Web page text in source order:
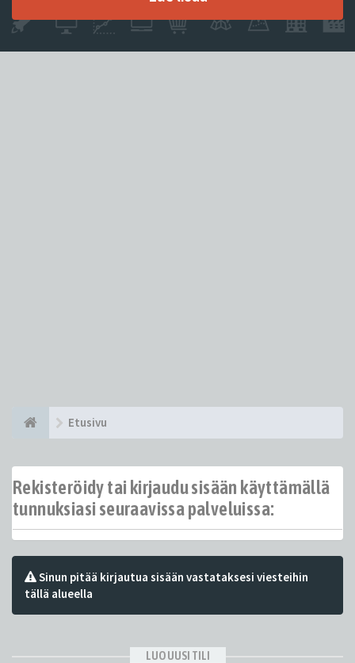
Etusivu
Rekisteröidy tai kirjaudu sisään käyttämällä
tunnuksiasi seuraavissa palveluissa:
Sinun pitää kirjautua sisään vastataksesi viesteihin
tällä alueella
LUO UUSI TILI